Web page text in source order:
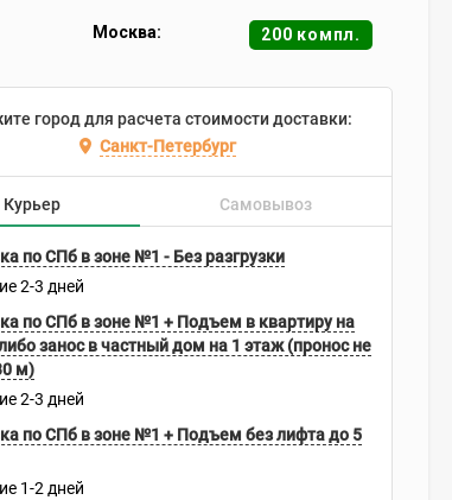
Москва: 200 компл.
город для расчета стоимости доставки:
Санкт-Петербург
Курьер Самовывоз
по СПб в зоне №1 - Без разгрузки
2-3 дней
по СПб в зоне №1 + Подъем в квартиру на
занос в частный дом на 1 этаж (пронос не
м)
2-3 дней
по СПб в зоне №1 + Подъем без лифта до 5
1-2 дней